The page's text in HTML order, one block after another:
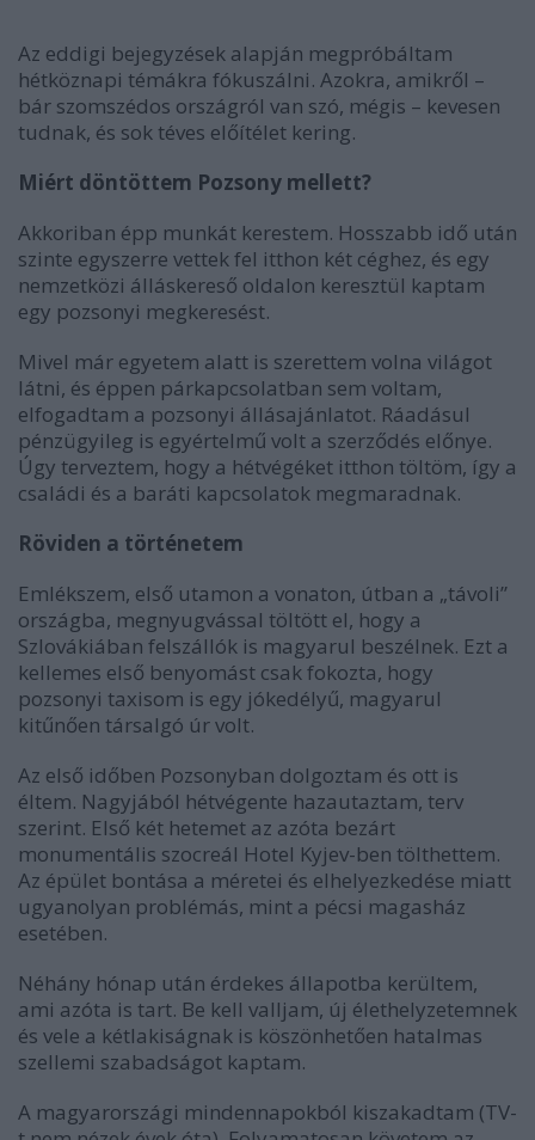
Az eddigi bejegyzések alapján megpróbáltam
hétköznapi témákra fókuszálni. Azokra, amikről –
bár szomszédos országról van szó, mégis – kevesen
tudnak, és sok téves előítélet kering.
Miért döntöttem Pozsony mellett?
Akkoriban épp munkát kerestem. Hosszabb idő után
szinte egyszerre vettek fel itthon két céghez, és egy
nemzetközi álláskereső oldalon keresztül kaptam
egy pozsonyi megkeresést.
Mivel már egyetem alatt is szerettem volna világot
látni, és éppen párkapcsolatban sem voltam,
elfogadtam a pozsonyi állásajánlatot. Ráadásul
pénzügyileg is egyértelmű volt a szerződés előnye.
Úgy terveztem, hogy a hétvégéket itthon töltöm, így a
családi és a baráti kapcsolatok megmaradnak.
Röviden a történetem
Emlékszem, első utamon a vonaton, útban a „távoli”
országba, megnyugvással töltött el, hogy a
Szlovákiában felszállók is magyarul beszélnek. Ezt a
kellemes első benyomást csak fokozta, hogy
pozsonyi taxisom is egy jókedélyű, magyarul
kitűnően társalgó úr volt.
Az első időben Pozsonyban dolgoztam és ott is
éltem. Nagyjából hétvégente hazautaztam, terv
szerint. Első két hetemet az azóta bezárt
monumentális szocreál Hotel Kyjev-ben tölthettem.
Az épület bontása a méretei és elhelyezkedése miatt
ugyanolyan problémás, mint a pécsi magasház
esetében.
Néhány hónap után érdekes állapotba kerültem,
ami azóta is tart. Be kell valljam, új élethelyzetemnek
és vele a kétlakiságnak is köszönhetően hatalmas
szellemi szabadságot kaptam.
A magyarországi mindennapokból kiszakadtam (TV-